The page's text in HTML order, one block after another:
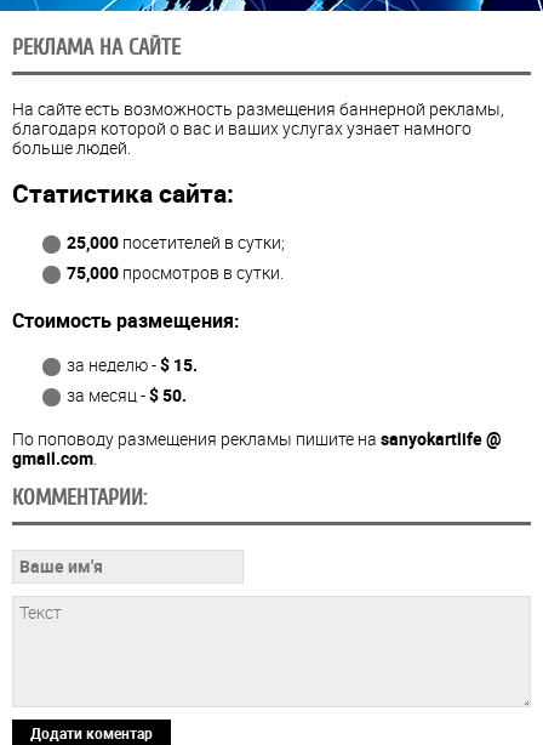
РЕКЛАМА НА САЙТЕ
На сайте есть возможность размещения баннерной рекламы,
благодаря которой о вас и ваших услугах узнает намного
больше людей.
Статистика сайта:
25,000 посетителей в сутки;
75,000 просмотров в сутки.
Стоимость размещения:
за неделю -$ 15.
за месяц -$ 50.
По поповоду размещения рекламы пишите на sanyokartlife @
gmail.com
КОММЕНТАРИИ:
Додати коментар